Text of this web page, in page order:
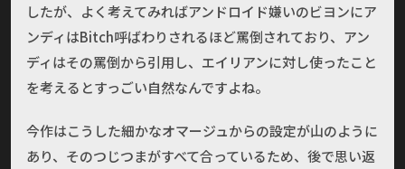
したが、よく考えてみればアンドロイド嫌いのビヨンにア
ンディはBitch呼ばわりされるほど罵倒されており、アン
ディはその罵倒から引用し、エイリアンに対し使ったこと
を考えるとすっごい自然なんですよね。
今作はこうした細かなオマージュからの設定が山のように
あり、そのつじつまがすべて合っているため、後で思い返